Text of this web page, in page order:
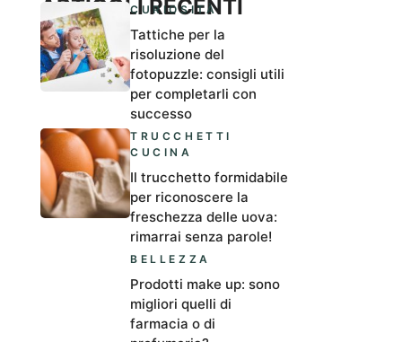
ARTICOLI RECENTI
CURIOSITÀ
Tattiche per la
risoluzione del
fotopuzzle: consigli utili
per completarli con
successo
TRUCCHETTI
CUCINA
Il trucchetto formidabile
per riconoscere la
freschezza delle uova:
rimarrai senza parole!
BELLEZZA
Prodotti make up: sono
migliori quelli di
farmacia o di